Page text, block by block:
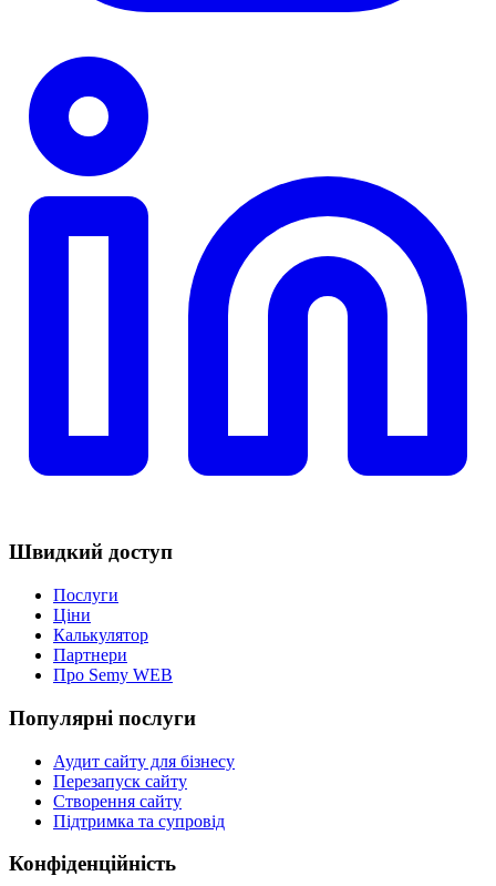
Швидкий доступ
Послуги
Ціни
Калькулятор
Партнери
Про Semy WEB
Популярні послуги
Аудит сайту для бізнесу
Перезапуск сайту
Створення сайту
Підтримка та супровід
Конфіденційність